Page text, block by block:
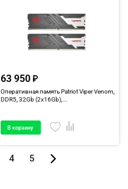
63 950
Оперативная память Patriot Viper Venom,
DDR5, 32Gb (2x16Gb),...
В корзину
4 5